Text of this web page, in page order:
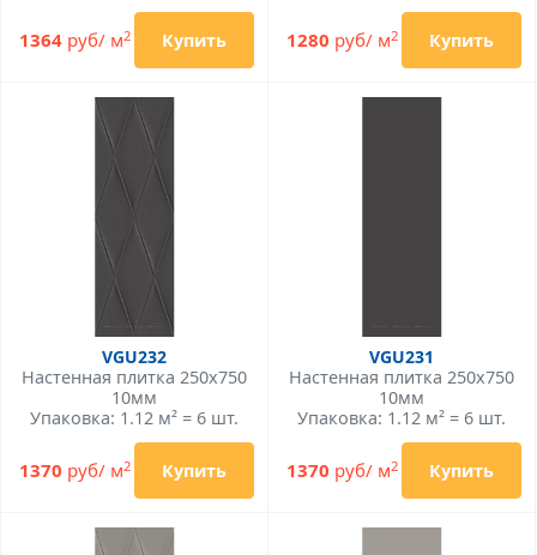
1364руб/ м2 Купить 1280 руб/ м2 Купить
VGU232
Настенная плитка 250x750
10мм
Упаковка: 1.12 м² = 6 шт.
1370 руб/ м2 Купить
VGU231
Настенная плитка 250x750
10мм
Упаковка: 1.12 м² = 6 шт.
1370 руб/ м2 Купить